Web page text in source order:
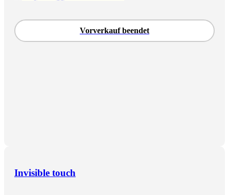
Vorverkauf beendet
Invisible touch